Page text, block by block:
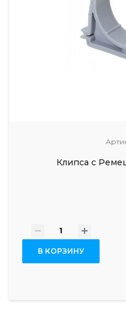
Клипса с
- +
В КОРЗИНУ